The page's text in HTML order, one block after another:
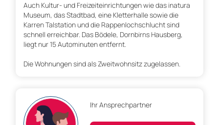
Auch Kultur- und Freizeiteinrichtungen wie das inatura
Museum, das Stadtbad, eine Kletterhalle sowie die
Karren Talstation und die Rappenlochschlucht sind
schnell erreichbar. Das Bödele, Dornbirns Hausberg,
liegt nur 15 Autominuten entfernt.
Die Wohnungen sind als Zweitwohnsitz zugelassen.
Ihr Ansprechpartner